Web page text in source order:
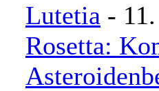
Lutetia -
Rosetta: